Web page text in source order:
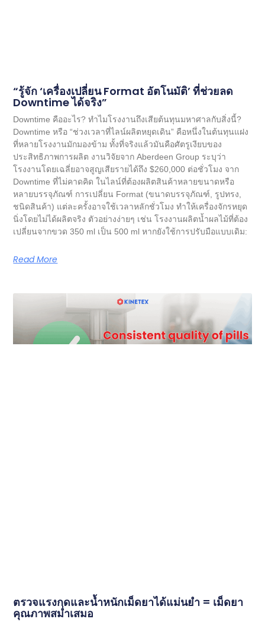
“รู้จัก ‘เครื่องเปลี่ยน Format อัตโนมัติ’ ที่ช่วยลด
Downtime ได้จริง”
Downtime คืออะไร? ทำไมโรงงานถึงเสียต้นทุนมหาศาลกับสิ่งนี้?
Downtime หรือ “ช่วงเวลาที่ไลน์ผลิตหยุดเดิน” คือหนึ่งในต้นทุนแฝง
ที่หลายโรงงานมักมองข้าม ทั้งที่จริงแล้วมันคือศัตรูเงียบของ
ประสิทธิภาพการผลิต งานวิจัยจาก Aberdeen Group ระบุว่า
โรงงานโดยเฉลี่ยอาจสูญเสียรายได้ถึง $260,000 ต่อชั่วโมง จาก
Downtime ที่ไม่คาดคิด ในไลน์ที่ต้องผลิตสินค้าหลายขนาดหรือ
หลายบรรจุภัณฑ์ การเปลี่ยน Format (ขนาดบรรจุภัณฑ์, รูปทรง,
ชนิดสินค้า) แต่ละครั้งอาจใช้เวลาหลักชั่วโมง ทำให้เครื่องจักรหยุด
นิ่งโดยไม่ได้ผลิตจริง ตัวอย่างง่ายๆ เช่น โรงงานผลิตน้ำผลไม้ที่ต้อง
เปลี่ยนจากขวด 350 ml เป็น 500 ml หากยังใช้การปรับมือแบบเดิม:
Read More
ตรวจแรงกดและน้ำหนักเม็ดยาได้แม่นยำ = เม็ดยา
คุณภาพสม่ำเสมอ